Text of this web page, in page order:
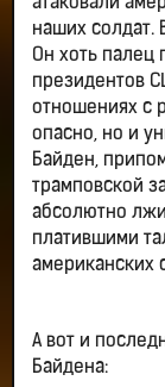
наших солдат.
Он хоть палец
президентов
отношениях с
опасно, но и
Байден,
трамповской
абсолютно
платившими
американских
А вот и
Байдена: